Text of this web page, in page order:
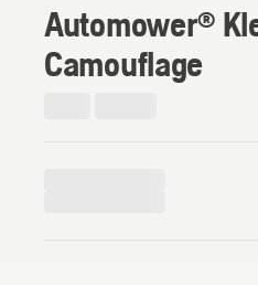
Automower®
Camouflage